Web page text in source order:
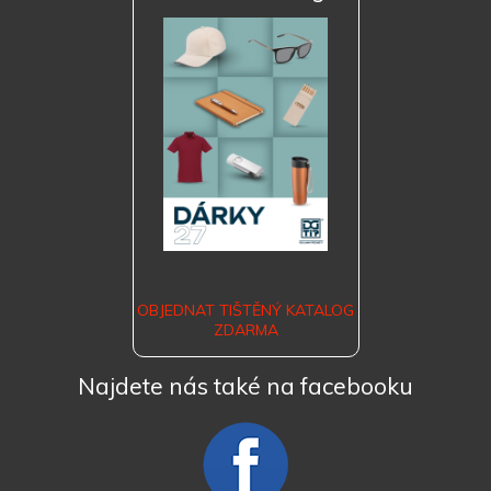
OBJEDNAT TIŠTĚNÝ KATALOG
ZDARMA
Najdete nás také na facebooku